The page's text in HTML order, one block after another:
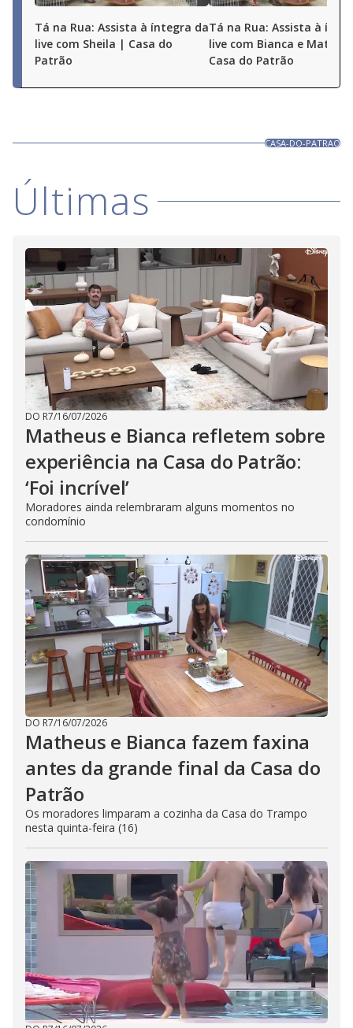
Tá na Rua: Assista à íntegra da
live com Sheila | Casa do
Patrão
Tá na Rua: Assista à
live com Bianca e
Casa do Patrão
CASA-DO-PATRAO
Últimas
DO R7/16/07/2026
Matheus e Bianca refletem sobre
experiência na Casa do Patrão:
‘Foi incrível’
Moradores ainda relembraram alguns momentos no
condomínio
DO R7/16/07/2026
Matheus e Bianca fazem faxina
antes da grande final da Casa do
Patrão
Os moradores limparam a cozinha da Casa do Trampo
nesta quinta-feira (16)